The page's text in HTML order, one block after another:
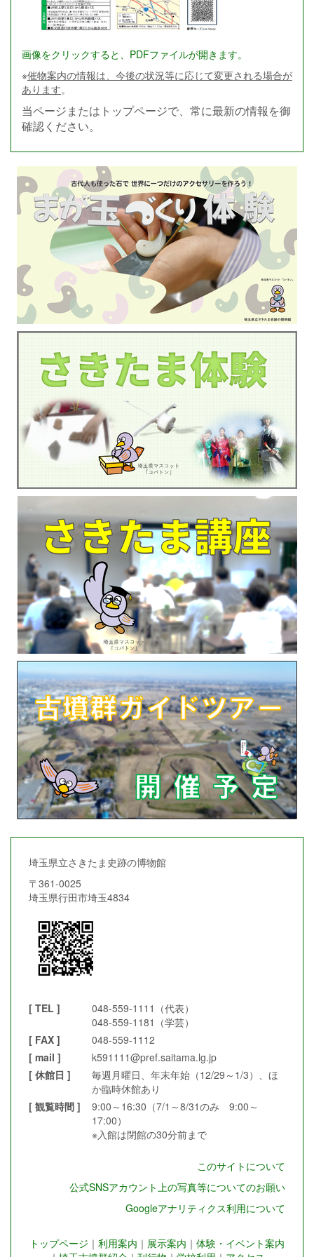
画像をクリックすると、PDFファイルが開きます。
※催物案内の情報は、今後の状況等に応じて変更される場合が
あります。
当ページまたはトップページで、常に最新の情報を御
確認ください。
埼玉県立さきたま史跡の博物館
〒361-0025
埼玉県行田市埼玉4834
[ TEL ]
048-559-1111（代表）
048-559-1181（学芸）
[ FAX ]
048-559-1112
[ mail ]
k591111@pref.saitama.lg.jp
[ 休館日 ]
毎週月曜日、年末年始（12/29～1/3）、ほ
か臨時休館あり
[ 観覧時間 ]
9:00～16:30（7/1～8/31のみ 9:00～
17:00）
※入館は閉館の30分前まで
このサイトについて
公式SNSアカウント上の写真等についてのお願い
Googleアナリティクス利用について
トップページ ｜ 利用案内 ｜ 展示案内 ｜ 体験・イベント案内